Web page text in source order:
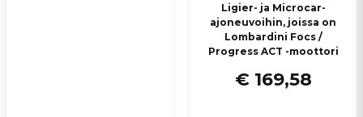
Ligier- ja Microcar-
ajoneuvoihin, joissa on
Lombardini Focs /
Progress ACT -moottori
€ 169,58